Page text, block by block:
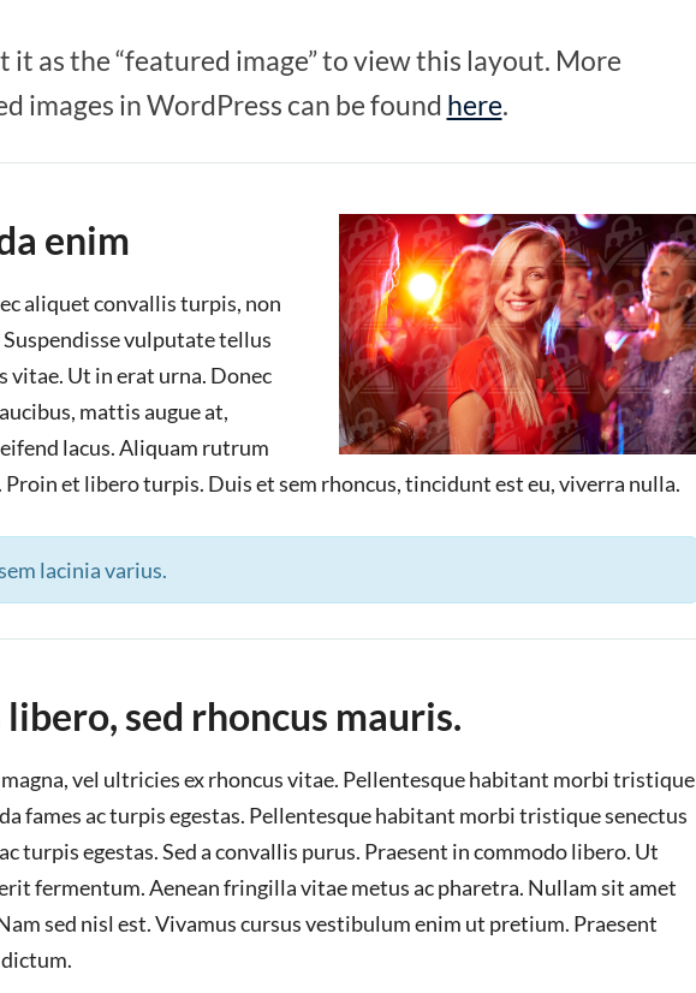
it as the “featured image” to view this layout. More
images in WordPress can be found here.
enim
aliquet convallis turpis, non
vulputate tellus
vitae. Ut in erat urna. Donec
mattis augue at,
lacus. Aliquam rutrum
et libero turpis. Duis et sem rhoncus, tincidunt est eu, viverra nulla.
lacinia varius.
sed rhoncus mauris.
vel ultricies ex rhoncus vitae. Pellentesque habitant morbi tristique
fames ac turpis egestas. Pellentesque habitant morbi tristique senectus
turpis egestas. Sed a convallis purus. Praesent in commodo libero. Ut
fermentum. Aenean fringilla vitae metus ac pharetra. Nullam sit amet
sed nisl est. Vivamus cursus vestibulum enim ut pretium. Praesent